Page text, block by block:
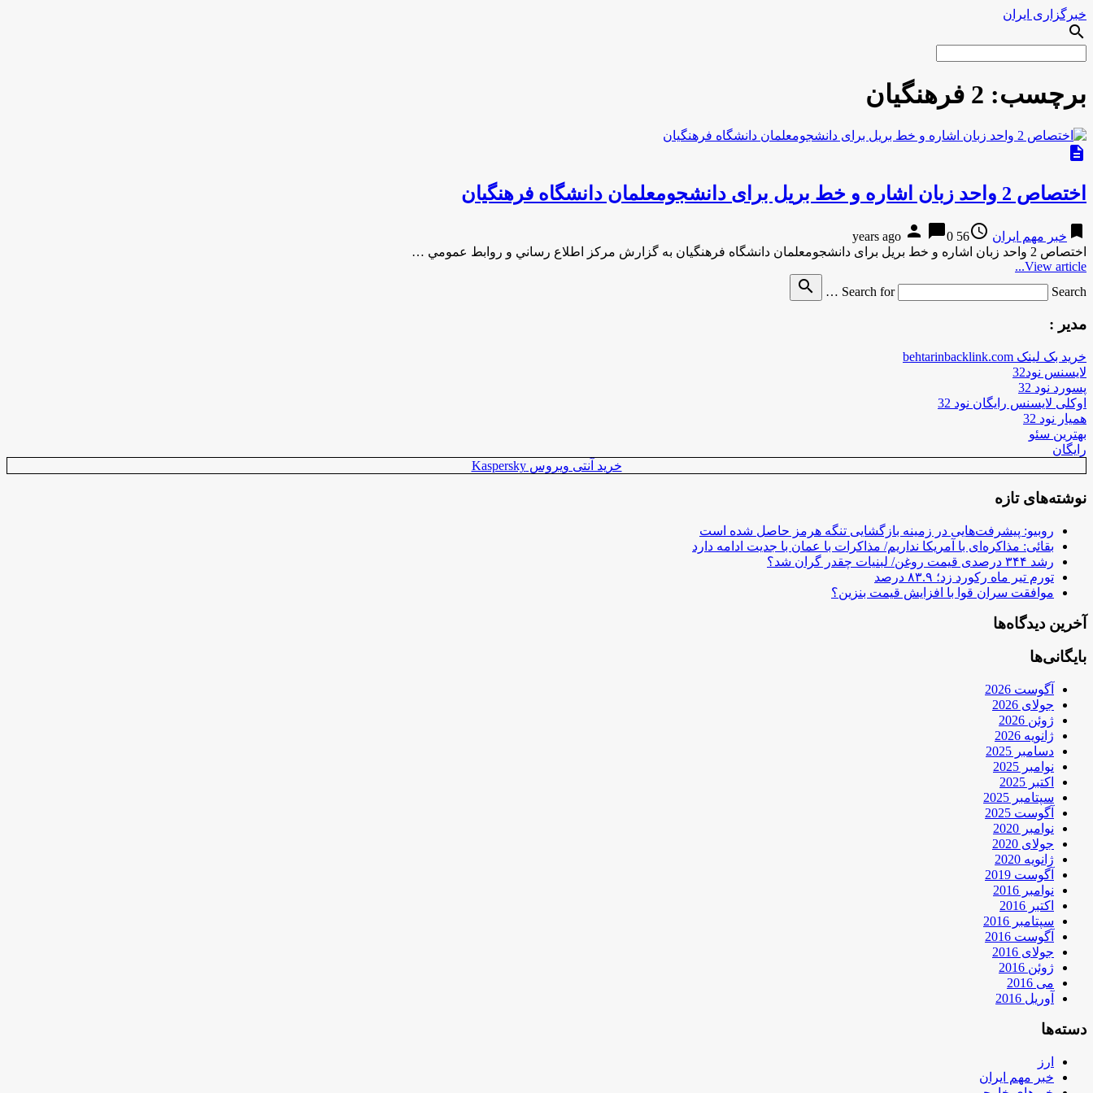
خبرگزاری ایران
search
برچسب: 2 فرهنگیان
description
اختصاص 2 واحد زبان اشاره و خط بریل برای دانشجومعلمان دانشگاه فرهنگیان
bookmark خبر مهم ایران access_time
56 years ago
person chat_bubble0
اختصاص 2 واحد زبان اشاره و خط بریل برای دانشجومعلمان دانشگاه فرهنگیان به گزارش مركز اطلاع رساني و روابط عمومي …
View article...
Search for
Search …
search
مدیر :
خرید بک لینک behtarinbacklink.com
لایسنس نود32
پسورد نود 32
اوکلی لایسنس رایگان نود 32
همیار نود 32
بهترین سئو
رایگان
خرید آنتی ویروس Kaspersky
نوشته‌های تازه
روبیو: پیشرفت‌هایی در زمینه بازگشایی تنگه هرمز حاصل شده است
بقائی: مذاکره‌ای با آمریکا نداریم/ مذاکرات با عمان با جدیت ادامه دارد
رشد ۳۴۴ درصدی قیمت روغن/ لبنیات چقدر گران شد؟
تورم تیر ماه رکورد زد؛ ۸۳.۹ درصد
موافقت سران قوا با افزایش قیمت بنزین؟
آخرین دیدگاه‌ها
بایگانی‌ها
آگوست 2026
جولای 2026
ژوئن 2026
ژانویه 2026
دسامبر 2025
نوامبر 2025
اکتبر 2025
سپتامبر 2025
آگوست 2025
نوامبر 2020
جولای 2020
ژانویه 2020
آگوست 2019
نوامبر 2016
اکتبر 2016
سپتامبر 2016
آگوست 2016
جولای 2016
ژوئن 2016
می 2016
آوریل 2016
دسته‌ها
ارز
خبر مهم ایران